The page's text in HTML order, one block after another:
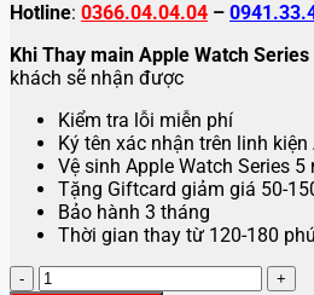
Hotline: 0366.04.04.04 –
Khi Thay main Apple Watch Series
khách sẽ nhận được
Kiểm tra lỗi miễn phí
Ký tên xác nhận trên linh
Vệ sinh Apple Watch Series 5
Tặng Giftcard giảm giá 50-
Bảo hành 3 tháng
Thời gian thay từ 120-180
Thay